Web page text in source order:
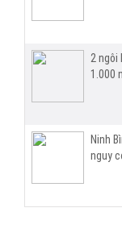
2 ngôi
1.000
Ninh
nguy